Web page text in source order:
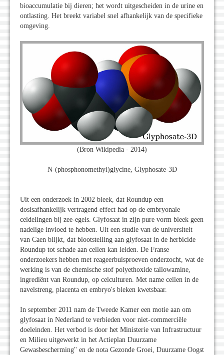
bioaccumulatie bij dieren; het wordt uitgescheiden in de urine en
ontlasting. Het breekt variabel snel afhankelijk van de specifieke
omgeving.
(Bron Wikipedia - 2014)
N-(phosphonomethyl)glycine, Glyphosate-3D
Uit een onderzoek in 2002 bleek, dat Roundup een
dosisafhankelijk vertragend effect had op de embryonale
celdelingen bij zee-egels. Glyfosaat in zijn pure vorm bleek geen
nadelige invloed te hebben. Uit een studie van de universiteit
van Caen blijkt, dat blootstelling aan glyfosaat in de herbicide
Roundup tot schade aan cellen kan leiden. De Franse
onderzoekers hebben met reageerbuisproeven onderzocht, wat de
werking is van de chemische stof polyethoxide tallowamine,
ingrediënt van Roundup, op celculturen. Met name cellen in de
navelstreng, placenta en embryo's bleken kwetsbaar.
In september 2011 nam de Tweede Kamer een motie aan om
glyfosaat in Nederland te verbieden voor niet-commerciële
doeleinden. Het verbod is door het Ministerie van Infrastructuur
en Milieu uitgewerkt in het Actieplan Duurzame
Gewasbescherming'' en de nota Gezonde Groei, Duurzame Oogst